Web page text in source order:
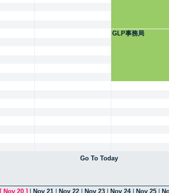
GLP事務局
Go To Today
[ Nov 20 ] Nov 21 Nov 22 Nov 23 Nov 24| Nov 25